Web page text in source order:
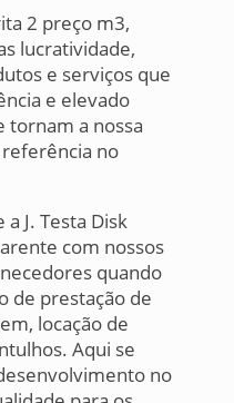
2 preço m3,
lucratividade,
e serviços que
e elevado
tornam a nossa
no
J. Testa Disk
com nossos
quando
de prestação de
locação de
Aqui se
no